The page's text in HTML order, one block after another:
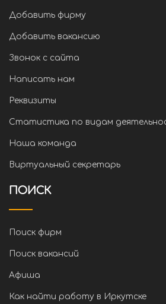
Добавить фирму
Добавить вакансию
Звонок с сайта
Написать нам
Реквизиты
Статистика по видам
Наша команда
Виртуальный секретарь
ПОИСК
Поиск фирм
Поиск вакансий
Афиша
Как найти работу в Иркутске